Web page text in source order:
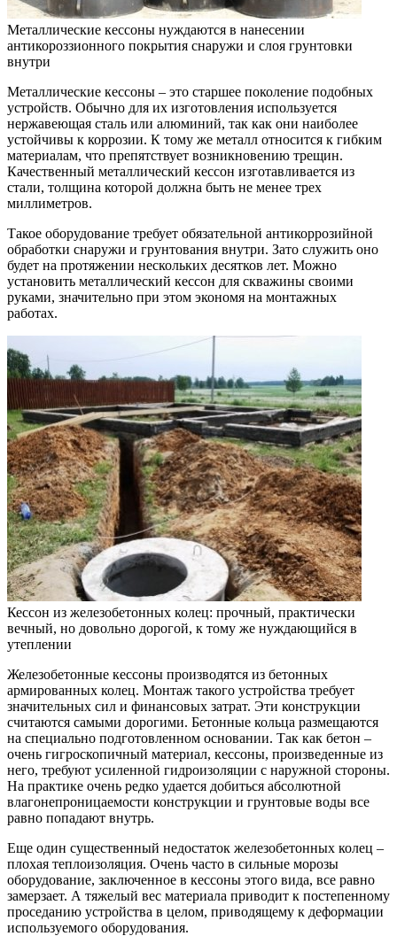
Металлические кессоны нуждаются в нанесении
антикороззионного покрытия снаружи и слоя грунтовки
внутри
Металлические кессоны – это старшее поколение подобных
устройств. Обычно для их изготовления используется
нержавеющая сталь или алюминий, так как они наиболее
устойчивы к коррозии. К тому же металл относится к гибким
материалам, что препятствует возникновению трещин.
Качественный металлический кессон изготавливается из
стали, толщина которой должна быть не менее трех
миллиметров.
Такое оборудование требует обязательной антикоррозийной
обработки снаружи и грунтования внутри. Зато служить оно
будет на протяжении нескольких десятков лет. Можно
установить металлический кессон для скважины своими
руками, значительно при этом экономя на монтажных
работах.
Кессон из железобетонных колец: прочный, практически
вечный, но довольно дорогой, к тому же нуждающийся в
утеплении
Железобетонные кессоны производятся из бетонных
армированных колец. Монтаж такого устройства требует
значительных сил и финансовых затрат. Эти конструкции
считаются самыми дорогими. Бетонные кольца размещаются
на специально подготовленном основании. Так как бетон –
очень гигроскопичный материал, кессоны, произведенные из
него, требуют усиленной гидроизоляции с наружной стороны.
На практике очень редко удается добиться абсолютной
влагонепроницаемости конструкции и грунтовые воды все
равно попадают внутрь.
Еще один существенный недостаток железобетонных колец –
плохая теплоизоляция. Очень часто в сильные морозы
оборудование, заключенное в кессоны этого вида, все равно
замерзает. А тяжелый вес материала приводит к постепенному
проседанию устройства в целом, приводящему к деформации
используемого оборудования.